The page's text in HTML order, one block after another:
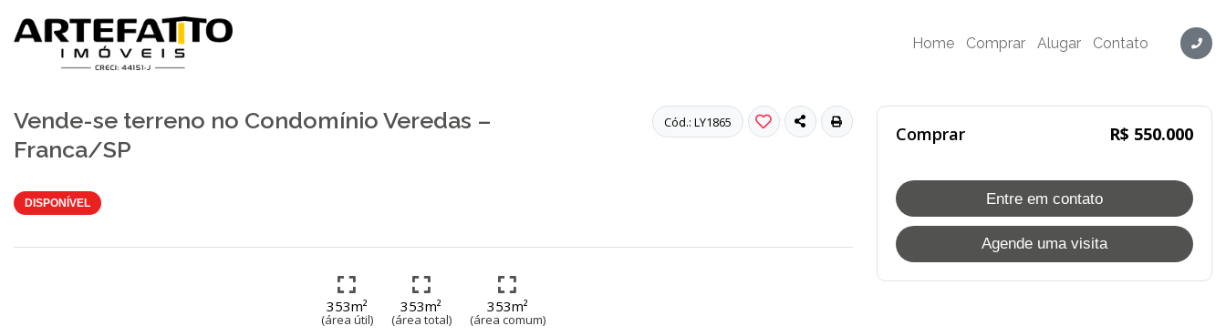
Home Comprar Alugar Contato
Home / Imóveis à venda / Terreno em Condomínio
Fotos
Mapa
Cód.: LY1865
Vende-se terreno no Condomínio Veredas –
Franca/SP
DISPONÍVEL
353m²
(área útil)
353m²
(área total)
353m²
(área comum)
Comprar R$ 550.000
Entre em contato
Agende uma visita